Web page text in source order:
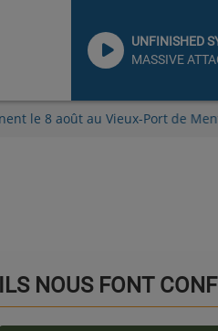
MASSIVE
le 8 août au Vieux-Port
ILS NOUS FONT